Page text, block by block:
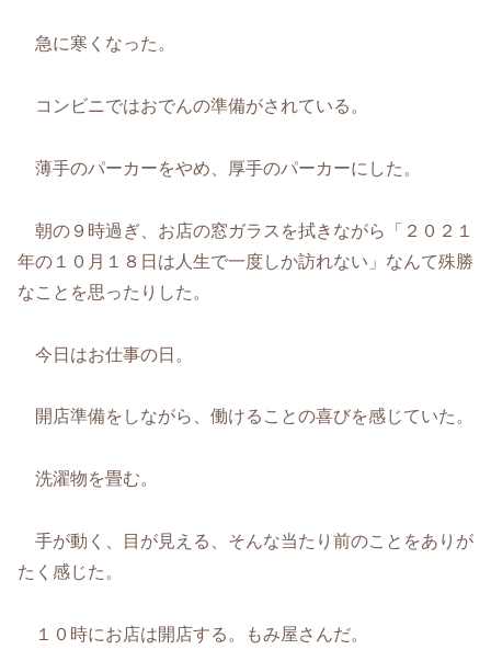
急に寒くなった。
コンビニではおでんの準備がされている。
薄手のパーカーをやめ、厚手のパーカーにした。
朝の９時過ぎ、お店の窓ガラスを拭きながら「２０２１
年の１０月１８日は人生で一度しか訪れない」なんて殊勝
なことを思ったりした。
今日はお仕事の日。
開店準備をしながら、働けることの喜びを感じていた。
洗濯物を畳む。
手が動く、目が見える、そんな当たり前のことをありが
たく感じた。
１０時にお店は開店する。もみ屋さんだ。